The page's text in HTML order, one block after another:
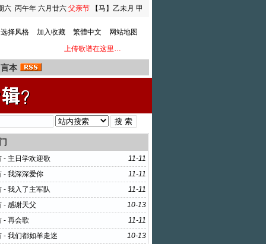
六 丙午年 六月廿六 父亲节
【马】乙未月 甲
选择风格
加入收藏 繁體中文
网站地图
上传歌谱在这里…
本
11-11
- 主日学欢迎歌
11-11
- 我深深爱你
11-11
- 我入了主军队
10-13
- 感谢天父
11-11
- 再会歌
10-13
- 我们都如羊走迷